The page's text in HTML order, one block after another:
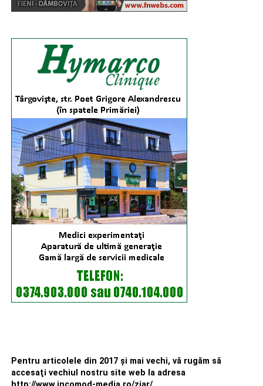
Pentru articolele din 2017 şi mai vechi, vă rugăm să
accesaţi vechiul nostru site web la adresa